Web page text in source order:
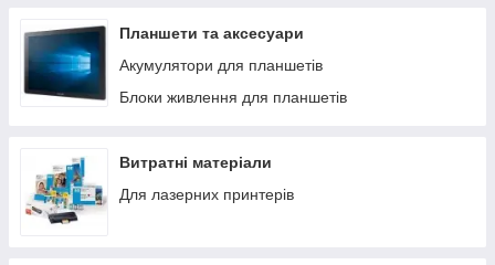
Планшети та аксесуари
Акумулятори для планшетів
Блоки живлення для планшетів
Витратні матеріали
Для лазерних принтерів